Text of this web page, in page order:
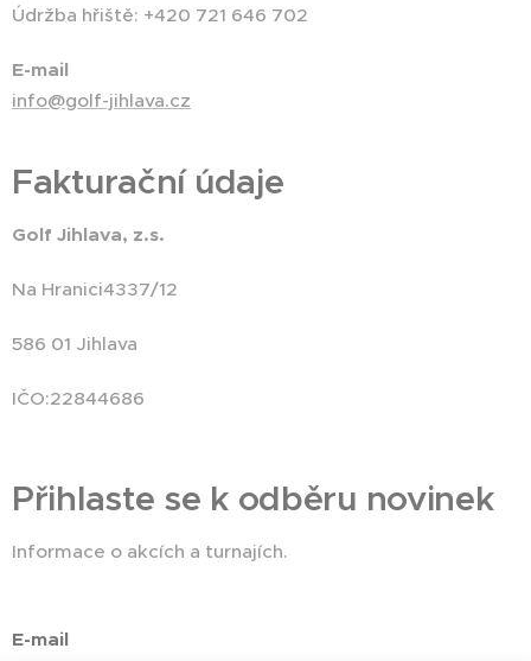
Údržba hřiště: +420 721 646 702
E-mail
info@golf-jihlava.cz
Fakturační údaje
Golf Jihlava, z.s.
Na Hranici4337/12
586 01 Jihlava
IČO:22844686
Přihlaste se k odběru novinek
Informace o akcích a turnajích.
E-mail